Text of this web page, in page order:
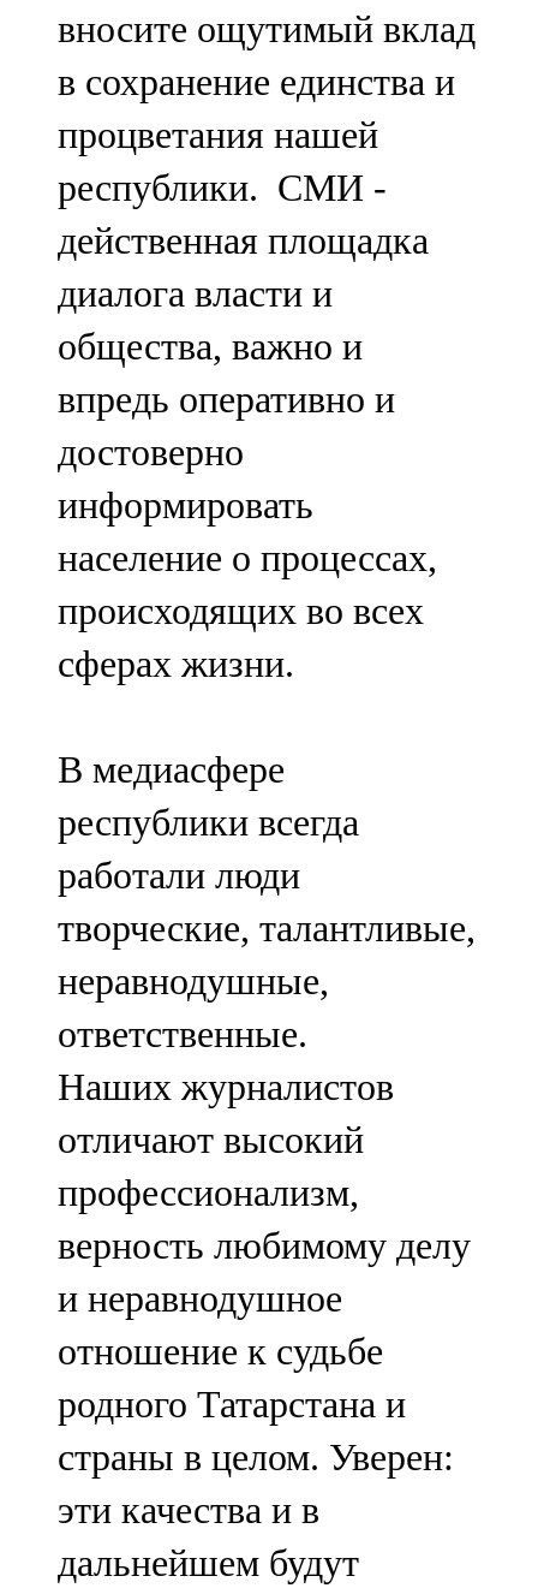
вносите ощутимый вклад
в сохранение единства и
процветания нашей
республики. СМИ -
действенная площадка
диалога власти и
общества, важно и
впредь оперативно и
достоверно
информировать
население о процессах,
происходящих во всех
сферах жизни.
В медиасфере
республики всегда
работали люди
творческие, талантливые,
неравнодушные,
ответственные.
Наших журналистов
отличают высокий
профессионализм,
верность любимому делу
и неравнодушное
отношение к судьбе
родного Татарстана и
страны в целом. Уверен:
эти качества и в
дальнейшем будут